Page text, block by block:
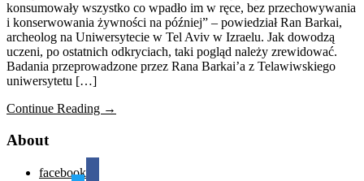
konsumowały wszystko co wpadło im w ręce, bez przechowywania
i konserwowania żywności na później” – powiedział Ran Barkai,
archeolog na Uniwersytecie w Tel Aviv w Izraelu. Jak dowodzą
uczeni, po ostatnich odkryciach, taki pogląd należy zrewidować.
Badania przeprowadzone przez Rana Barkai’a z Telawiwskiego
uniwersytetu […]
Continue Reading →
About
facebook